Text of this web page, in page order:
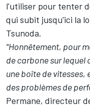
l'utiliser pour tenter
qui subit jusqu'ici la
Tsunoda.
"Honnêtement, pour
de carbone sur lequel
une boîte de vitesses,
des problèmes de
Permane, directeur